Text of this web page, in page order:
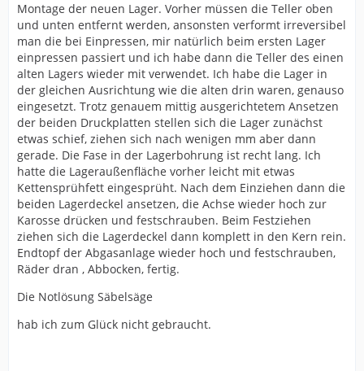
Montage der neuen Lager. Vorher müssen die Teller oben
und unten entfernt werden, ansonsten verformt irreversibel
man die bei Einpressen, mir natürlich beim ersten Lager
einpressen passiert und ich habe dann die Teller des einen
alten Lagers wieder mit verwendet. Ich habe die Lager in
der gleichen Ausrichtung wie die alten drin waren, genauso
eingesetzt. Trotz genauem mittig ausgerichtetem Ansetzen
der beiden Druckplatten stellen sich die Lager zunächst
etwas schief, ziehen sich nach wenigen mm aber dann
gerade. Die Fase in der Lagerbohrung ist recht lang. Ich
hatte die Lageraußenfläche vorher leicht mit etwas
Kettensprühfett eingesprüht. Nach dem Einziehen dann die
beiden Lagerdeckel ansetzen, die Achse wieder hoch zur
Karosse drücken und festschrauben. Beim Festziehen
ziehen sich die Lagerdeckel dann komplett in den Kern rein.
Endtopf der Abgasanlage wieder hoch und festschrauben,
Räder dran , Abbocken, fertig.
Die Notlösung Säbelsäge
hab ich zum Glück nicht gebraucht.